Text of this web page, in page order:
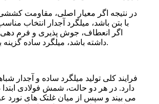
در نتیجه اگر معیار اصلی، مقاومت
با بتن باشد، میلگرد آجدار انتخاب
اگر انعطاف، جوش پذیری و فرم
داشته باشد، میلگرد ساده گزینه بهتری خواهد بود.
فرایند کلی تولید میلگرد ساده و آجدار
دارد. در هر دو حالت، شمش فولادی
می بیند و سپس از میان غلتک های نورد